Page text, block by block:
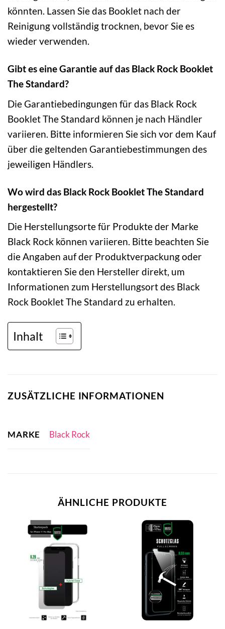
könnten. Lassen Sie das Booklet nach der
Reinigung vollständig trocknen, bevor Sie es
wieder verwenden.
Gibt es eine Garantie auf das Black Rock Booklet
The Standard?
Die Garantiebedingungen für das Black Rock
Booklet The Standard können je nach Händler
variieren. Bitte informieren Sie sich vor dem Kauf
über die geltenden Garantiebestimmungen des
jeweiligen Händlers.
Wo wird das Black Rock Booklet The Standard
hergestellt?
Die Herstellungsorte für Produkte der Marke
Black Rock können variieren. Bitte beachten Sie
die Angaben auf der Produktverpackung oder
kontaktieren Sie den Hersteller direkt, um
Informationen zum Herstellungsort des Black
Rock Booklet The Standard zu erhalten.
Inhalt
ZUSÄTZLICHE INFORMATIONEN
MARKE Black Rock
ÄHNLICHE PRODUKTE